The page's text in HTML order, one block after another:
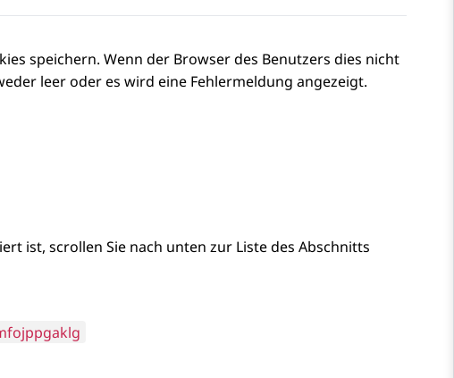
speichern. Wenn der Browser des Benutzers dies nicht
leer oder es wird eine Fehlermeldung angezeigt.
ist, scrollen Sie nach unten zur Liste des Abschnitts